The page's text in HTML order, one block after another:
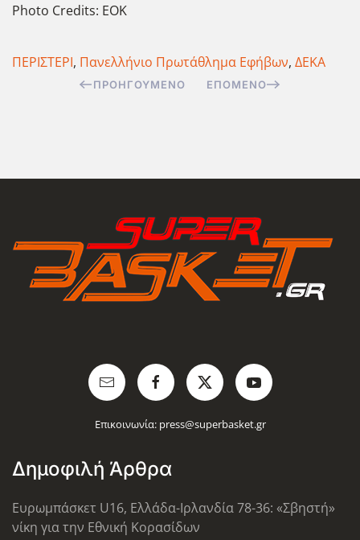
Photo Credits: EOK
ΠΕΡΙΣΤΕΡΙ, Πανελλήνιο Πρωτάθλημα Εφήβων, ΔΕΚΑ
ΠΡΟΗΓΟΎΜΕΝΟ ΕΠΌΜΕΝΟ
Επικοινωνία: press@superbasket.gr
Δημοφιλή Άρθρα
Ευρωμπάσκετ U16, Ελλάδα-Ιρλανδία 78-36: «Σβηστή»
νίκη για την Εθνική Κορασίδων